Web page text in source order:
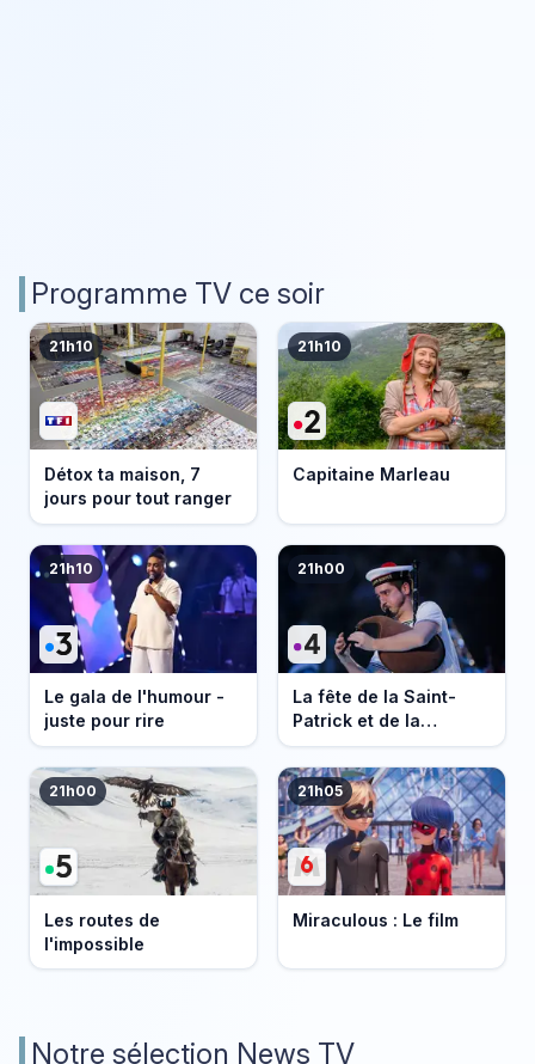
Programme TV ce soir
21h10
Détox ta maison, 7
jours pour tout ranger
21h10
Capitaine Marleau
21h10
Le gala de l'humour -
juste pour rire
21h00
La fête de la Saint-
Patrick et de la
Bretagne
21h00
Les routes de
l'impossible
21h05
Miraculous : Le film
Notre sélection News TV